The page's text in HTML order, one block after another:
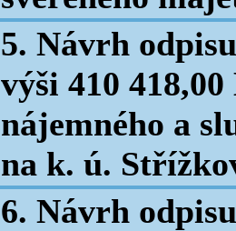
5. Návrh
výši 410
nájemného a
na k. ú.
6. Návrh